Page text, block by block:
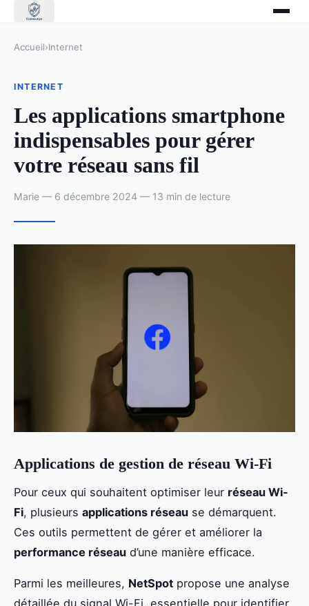
Accueil›Internet
INTERNET
Les applications smartphone
indispensables pour gérer
votre réseau sans fil
Marie — 6 décembre 2024 — 13 min de lecture
Applications de gestion de réseau Wi-Fi
Pour ceux qui souhaitent optimiser leur réseau Wi-
Fi, plusieurs applications réseau se démarquent.
Ces outils permettent de gérer et améliorer la
performance réseau d’une manière efficace.
Parmi les meilleures, NetSpot propose une analyse
détaillée du signal Wi-Fi, essentielle pour identifier